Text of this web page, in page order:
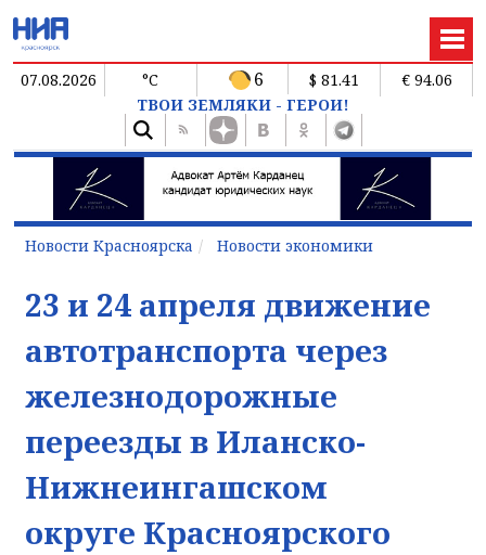
07.08.2026 °C 6 $ 81.41
€ 94.06
ТВОИ ЗЕМЛЯКИ - ГЕРОИ!
Новости Красноярска Новости экономики
23 и 24 апреля движение
автотранспорта через
железнодорожные
переезды в Иланско-
Нижнеингашском
округе Красноярского